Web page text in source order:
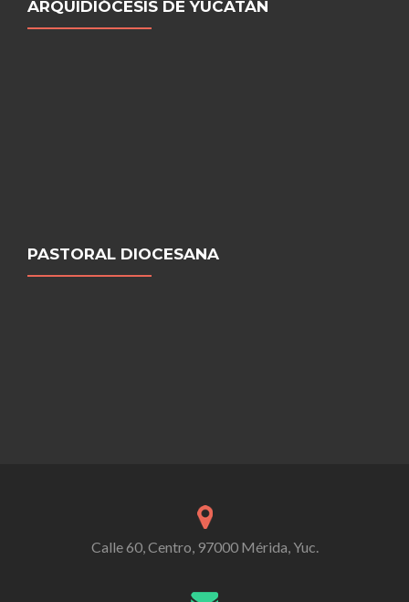
ARQUIDIÓCESIS DE YUCATÁN
PASTORAL DIOCESANA
Calle 60, Centro, 97000 Mérida, Yuc.